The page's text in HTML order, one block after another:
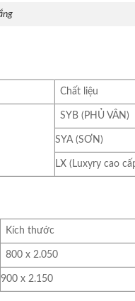
Chất liệu
SYB (PHỦ VÂN)
SYA (SƠN)
LX (Luxyry cao
Kích thước
800 x 2.050
900 x 2.150